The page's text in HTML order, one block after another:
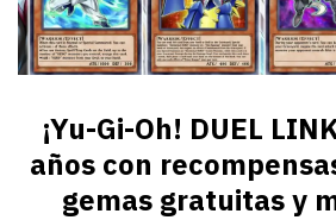
¡Yu-Gi-Oh! DUEL
años con
gemas gratuitas y